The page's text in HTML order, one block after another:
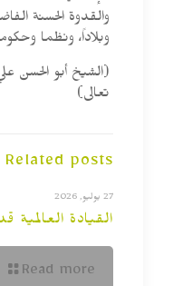
والقدوة الحسنة
وبلاداً، ونظما
(الشيخ أبو الحسن
تعالى)
Related posts
27 يوليو, 2026
القيادة
Read more